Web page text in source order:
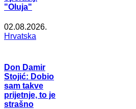
"Oluja"
02.08.2026.
Hrvatska
Don Damir
Stojić: Dobio
sam takve
prijetnje, to je
strašno